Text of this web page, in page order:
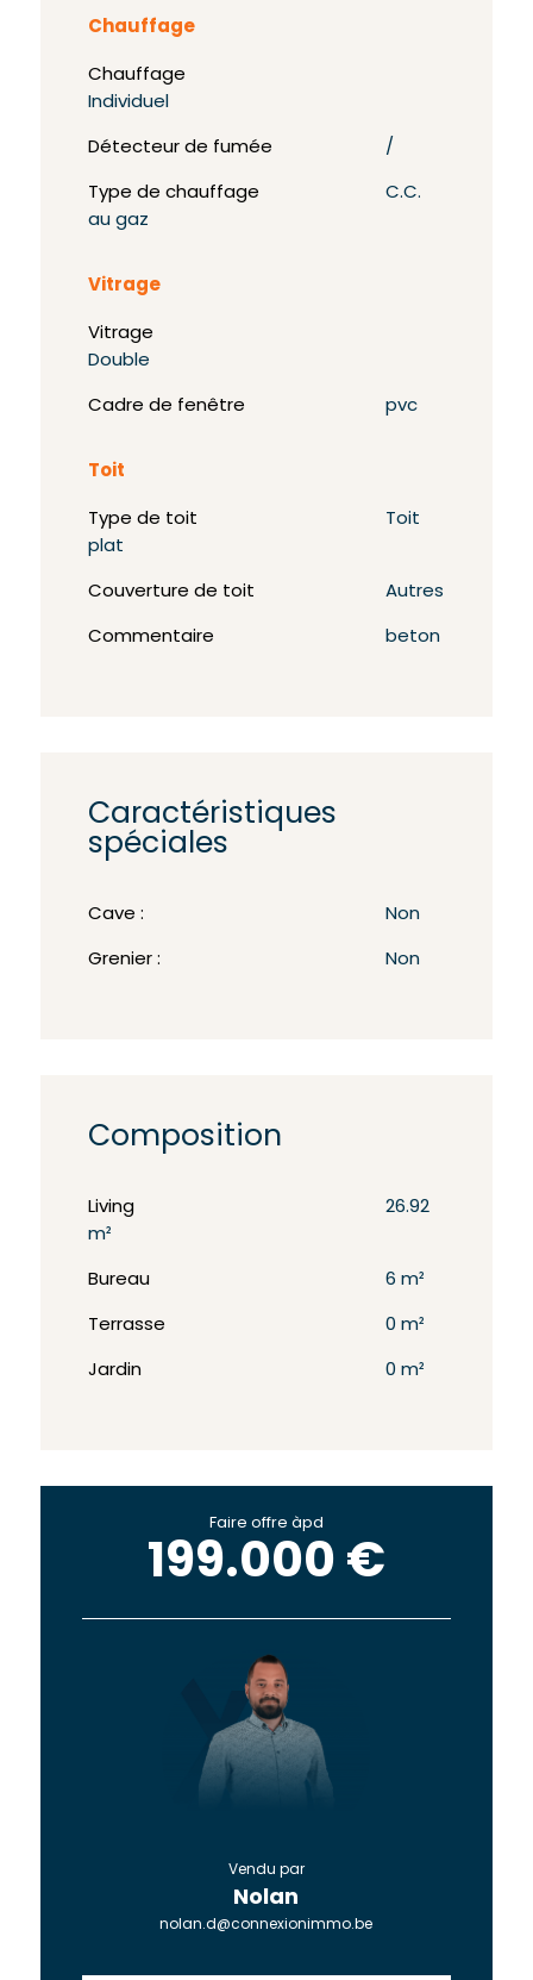
Chauffage
Chauffage
Individuel
Détecteur de fumée /
Type de chauffage
C.C.
au gaz
Vitrage
Vitrage
Double
Cadre de fenêtre pvc
Toit
Type de toit
Toit
plat
Couverture de toit Autres
Commentaire beton
Caractéristiques
spéciales
Cave : Non
Grenier : Non
Composition
Living
26.92
m²
Bureau 6 m²
Terrasse 0 m²
Jardin 0 m²
Faire offre àpd
199.000 €
Vendu par
Nolan
nolan.d@connexionimmo.be